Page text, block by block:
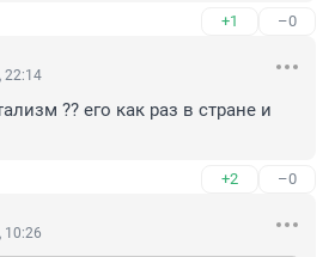
+1 –0
22:14
?? его как раз в стране и
+2 –0
10:26